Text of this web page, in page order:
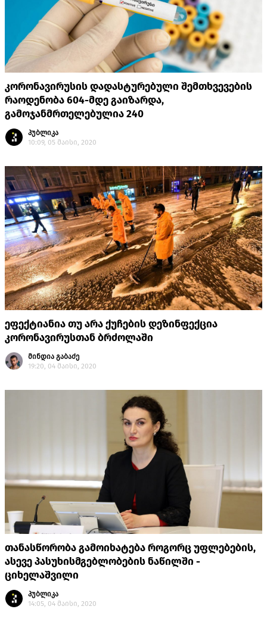
კორონავირუსის დადასტურებული შემთხვევების
რაოდენობა 604-მდე გაიზარდა,
გამოჯანმრთელებულია 240
პუბლიკა
10:09, 05 მაისი, 2020
ეფექტიანია თუ არა ქუჩების დეზინფექცია
კორონავირუსთან ბრძოლაში
მინდია გაბაძე
19:20, 04 მაისი, 2020
თანასწორობა გამოიხატება როგორც უფლებების,
ასევე პასუხისმგებლობების ნაწილში -
ციხელაშვილი
პუბლიკა
14:05, 04 მაისი, 2020